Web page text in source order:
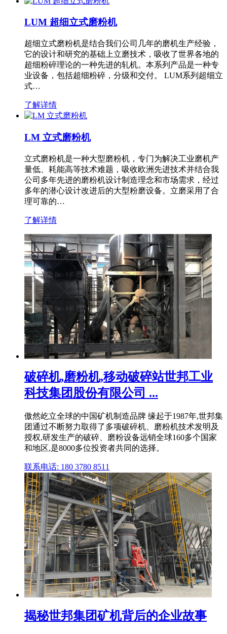
LUM 超细立式磨粉机
超细立式磨粉机是结合我们公司几年的磨机生产经验，
它的设计和研究的基础上立磨技术，吸收了世界各地的
超细粉碎理论的一种先进的轧机。本系列产品是一种专
业设备，包括超细粉碎，分级和交付。 LUM系列超细立
式…
了解详情
LM 立式磨粉机
立式磨粉机是一种大型磨粉机，专门为解决工业磨机产
量低、耗能高等技术难题，吸收欧洲先进技术并结合我
公司多年先进的磨粉机设计制造理念和市场需求，经过
多年的潜心设计改进后的大型粉磨设备。立磨采用了合
理可靠的…
了解详情
破碎机,磨粉机,移动破碎站世邦工业
科技集团股份有限公司 ...
傲然屹立全球的中国矿机制造品牌 缘起于1987年,世邦集
团通过不断努力取得了多项破碎机、磨粉机技术发明及
授权,研发生产的破碎、磨粉设备远销全球160多个国家
和地区,是8000多位投资者共同的选择。
联系电话: 180 3780 8511
揭秘世邦集团矿机背后的企业故事